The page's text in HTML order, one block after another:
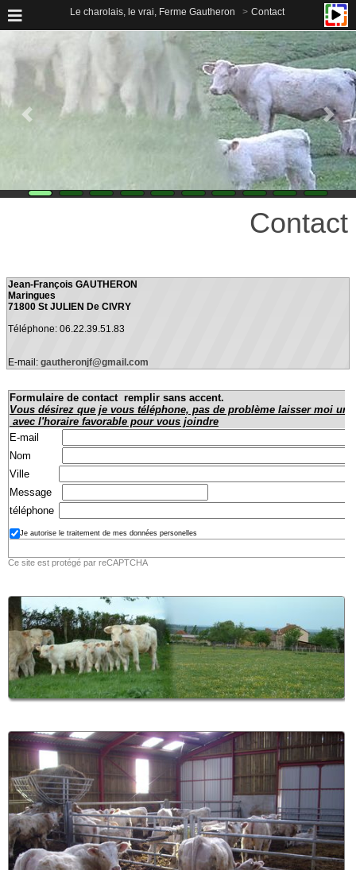
Le charolais, le vrai, Ferme Gautheron Contact
Contact
Jean-François GAUTHERON
Maringues
71800 St JULIEN De CIVRY
Téléphone: 06.22.39.51.83
E-mail: gautheronjf@gmail.com
Formulaire de contact remplir sans accent.
Vous désirez que je vous téléphone, pas de problème laisser moi un
avec l'horaire favorable pour vous joindre
E-mail
Nom
Ville
Message
téléphone
Je autorise le traitement de mes données personelles
Ce site est protégé par reCAPTCHA